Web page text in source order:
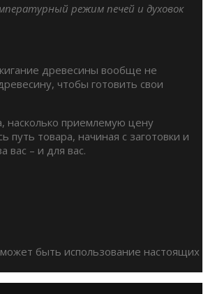
режим печей и духовок
древесины вообще не
чтобы готовить свои
насколько приемлемую цену
товара, начиная с заготовки и
вас – и для вас.
быть использование настоящих